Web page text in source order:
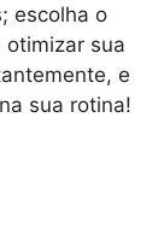
escolha o
sua
e
sua rotina!